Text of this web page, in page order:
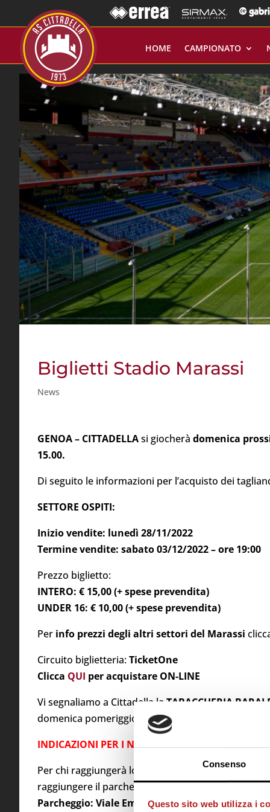
Consenso
Questo sito web utilizza i
HOME CAMPIONATO
Biglietti Stadio Marassi
News
GENOA – CITTADELLAsi giocherà domenica
15.00.
Di seguito le informazioni per l’acquisto dei
SETTORE OSPITI:
Inizio vendite: lunedì 28/11/2022
Termine vendite: sabato 03/12/2022 – ore 19:00
Prezzo biglietto:
INTERO: € 15,00 (+ spese prevendita)
UNDER 16: € 10,00 (+ spese prevendita)
Per info prezzi degli altri settori del Marassi
Circuito biglietteria:TicketOne
Clicca QUI per acquistare ON-LINE
Vi segnaliamo a Cittadella la TABACCHERIA
domenica pomeriggio.
INDICAZIONI PER I NOSTRI TIFOSI:
Per chi raggiungerà lo stadio con i mezzi propri,
raggiungere il parcheggio riservato ai tifosi ospiti.
Parcheggio: Viale Emanuele Filiberto Duca